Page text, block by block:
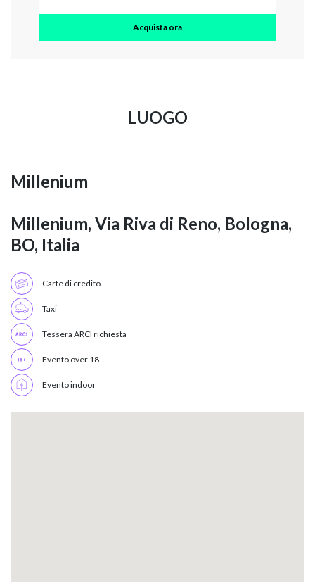
Acquista ora
LUOGO
Millenium
Millenium, Via Riva di Reno, Bologna,
BO, Italia
Carte di credito
Taxi
Tessera ARCI richiesta
Evento over 18
Evento indoor